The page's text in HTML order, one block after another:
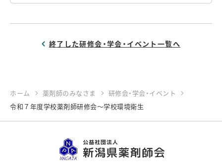
終了した研修会・学会・イベント一覧へ
ホーム 薬剤師のみなさま
研修会・学会・イベント
令和７年度学校薬剤師研修会～学校環境衛生